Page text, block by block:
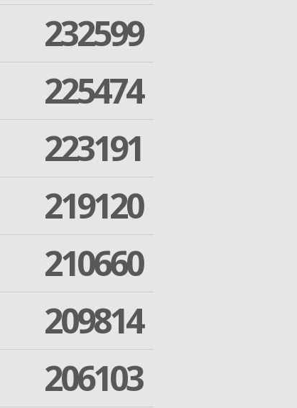
232599
225474
223191
219120
210660
209814
206103